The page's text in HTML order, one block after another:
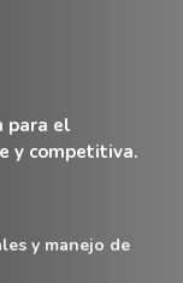
para el
y competitiva.
y manejo de